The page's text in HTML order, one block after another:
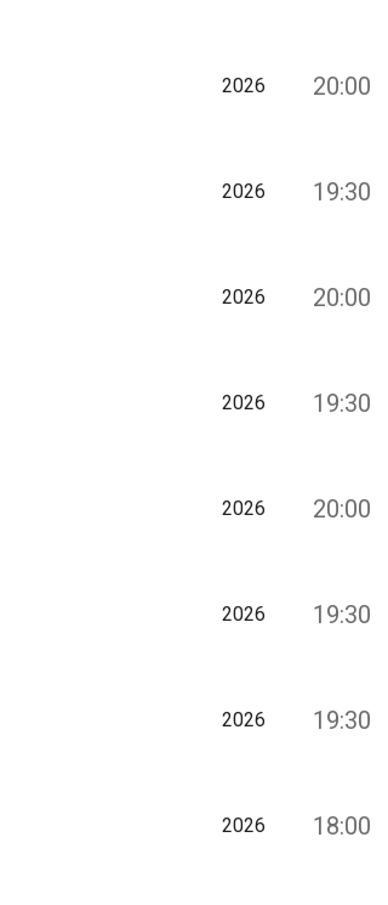
2026 20:00
2026 19:30
2026 20:00
2026 19:30
2026 20:00
2026 19:30
2026 19:30
2026 18:00